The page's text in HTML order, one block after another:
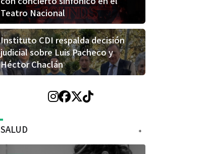
Teatro Nacional
Instituto CDI respalda decisión
judicial sobre Luis Pacheco y
Héctor Chaclán
+
SALUD